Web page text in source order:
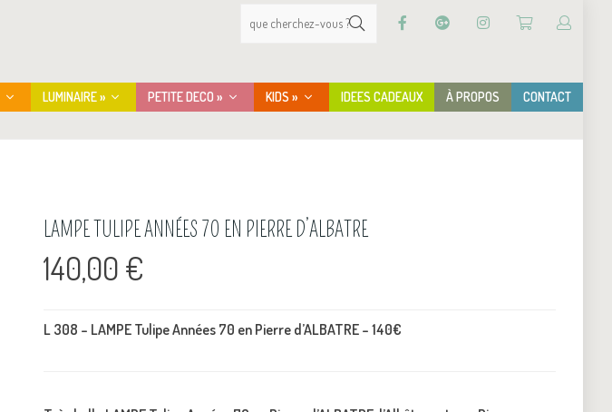
LUMINAIRE » PETITE DECO » KIDS » IDEES CADEAUX À PROPOS CONTACT
LAMPE TULIPE ANNÉES 70 EN PIERRE D’ALBATRE
140,00 €
L 308 – LAMPE Tulipe Années 70 en Pierre d’ALBATRE – 140€